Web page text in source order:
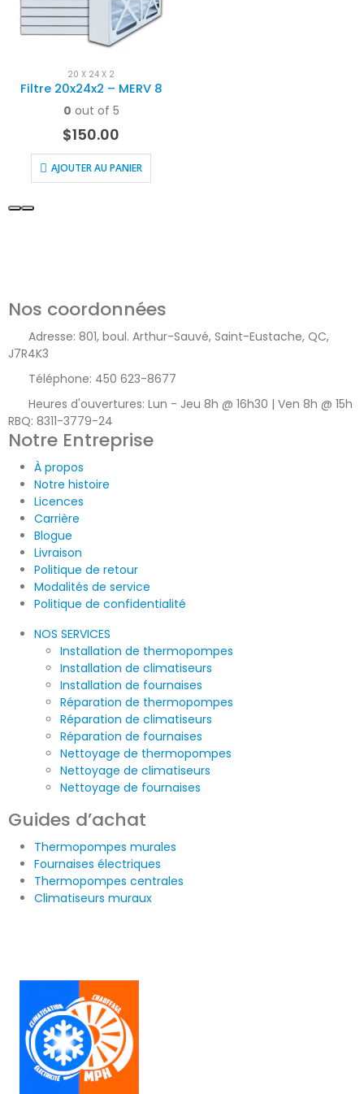
20 X 24 X 2
Filtre 20x24x2 – MERV 8
0 out of 5
$150.00
AJOUTER AU PANIER
Nos coordonnées
Adresse: 801, boul. Arthur-Sauvé, Saint-Eustache, QC,
J7R4K3
Téléphone: 450 623-8677
Heures d'ouvertures: Lun - Jeu 8h @ 16h30 | Ven 8h @ 15h
RBQ: 8311-3779-24
Notre Entreprise
À propos
Notre histoire
Licences
Carrière
Blogue
Livraison
Politique de retour
Modalités de service
Politique de confidentialité
NOS SERVICES
Installation de thermopompes
Installation de climatiseurs
Installation de fournaises
Réparation de thermopompes
Réparation de climatiseurs
Réparation de fournaises
Nettoyage de thermopompes
Nettoyage de climatiseurs
Nettoyage de fournaises
Guides d’achat
Thermopompes murales
Fournaises électriques
Thermopompes centrales
Climatiseurs muraux